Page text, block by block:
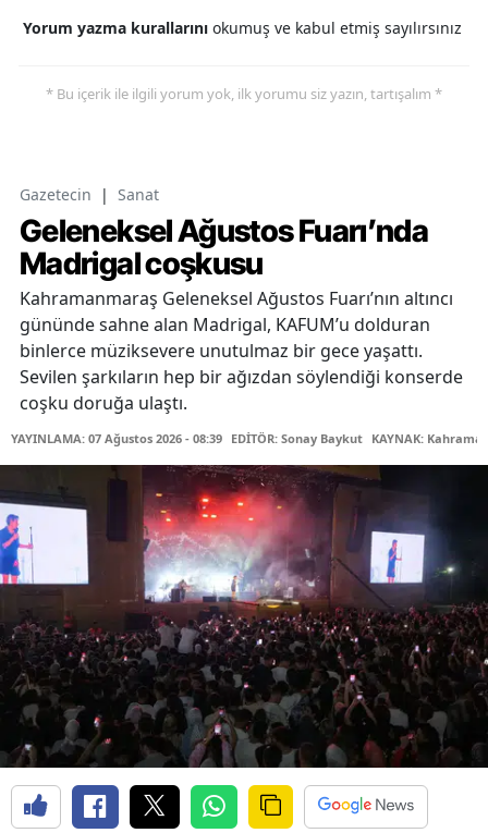
Yorum yazma kurallarını okumuş ve kabul etmiş sayılırsınız
* Bu içerik ile ilgili yorum yok, ilk yorumu siz yazın, tartışalım *
Gazetecin | Sanat
Geleneksel Ağustos Fuarı’nda
Madrigal coşkusu
Kahramanmaraş Geleneksel Ağustos Fuarı’nın altıncı
gününde sahne alan Madrigal, KAFUM’u dolduran
binlerce müziksevere unutulmaz bir gece yaşattı.
Sevilen şarkıların hep bir ağızdan söylendiği konserde
coşku doruğa ulaştı.
YAYINLAMA: 07 Ağustos 2026 - 08:39 EDİTÖR: Sonay Baykut KAYNAK: